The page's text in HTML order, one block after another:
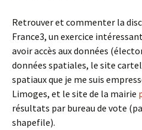
Retrouver et commenter la
France3, un exercice
avoir accès aux données
données spatiales, le site
spatiaux que je me suis
Limoges, et le site de la mairie
résultats par bureau de vote
shapefile).